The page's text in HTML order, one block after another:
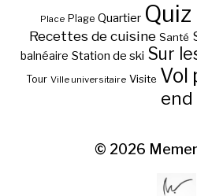
Place Plage Quartier
Recettes de cuisine Santé
balnéaire Station de ski Sur
Tour Ville universitaire Visite Vol
end
© 2026